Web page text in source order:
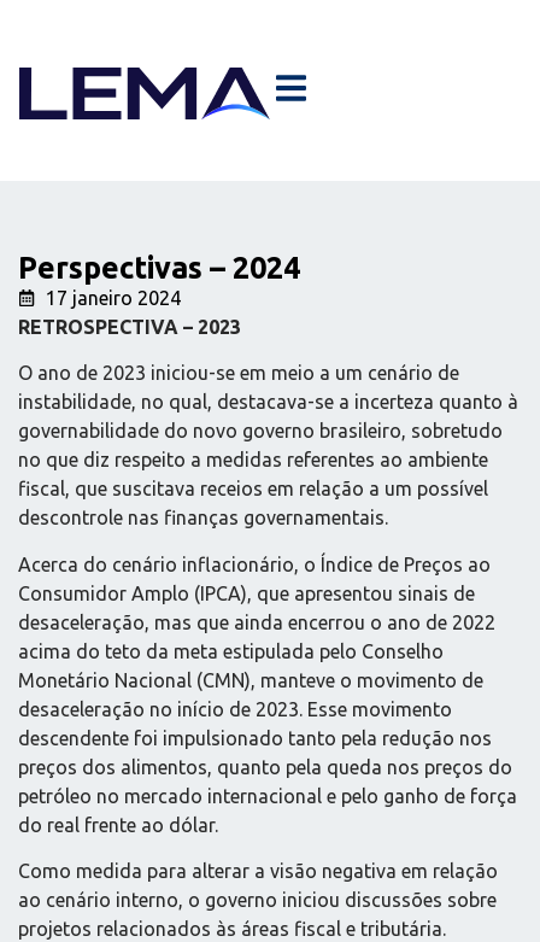
Perspectivas – 2024
17 janeiro 2024
RETROSPECTIVA – 2023
O ano de 2023 iniciou-se em meio a um cenário de
instabilidade, no qual, destacava-se a incerteza quanto à
governabilidade do novo governo brasileiro, sobretudo
no que diz respeito a medidas referentes ao ambiente
fiscal, que suscitava receios em relação a um possível
descontrole nas finanças governamentais.
Acerca do cenário inflacionário, o Índice de Preços ao
Consumidor Amplo (IPCA), que apresentou sinais de
desaceleração, mas que ainda encerrou o ano de 2022
acima do teto da meta estipulada pelo Conselho
Monetário Nacional (CMN), manteve o movimento de
desaceleração no início de 2023. Esse movimento
descendente foi impulsionado tanto pela redução nos
preços dos alimentos, quanto pela queda nos preços do
petróleo no mercado internacional e pelo ganho de força
do real frente ao dólar.
Como medida para alterar a visão negativa em relação
ao cenário interno, o governo iniciou discussões sobre
projetos relacionados às áreas fiscal e tributária.